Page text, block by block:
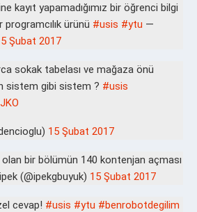
kayıt yapamadığımız bir öğrenci bilgi
ürünü #usis #ytu —
Şubat 2017
sokak tabelası ve mağaza önü
sistem gibi sistem ? #usis
15 Şubat 2017
bir bölümün 140 kontenjan açması
(@ipekgbuyuk) 15 Şubat 2017
cevap! #usis #ytu #benrobotdegilim